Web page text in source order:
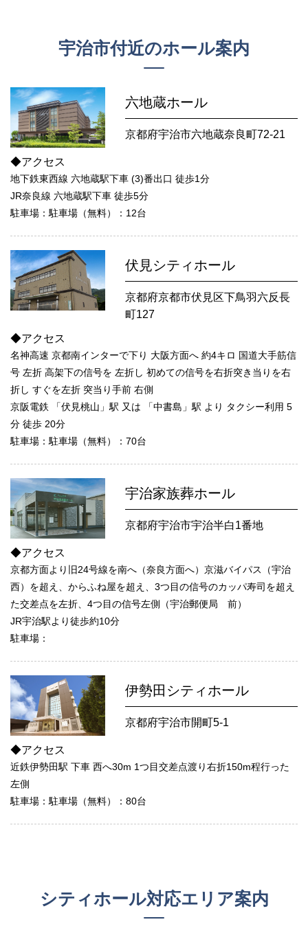
宇治市付近のホール案内
六地蔵ホール
京都府宇治市六地蔵奈良町72-21
◆アクセス
地下鉄東西線 六地蔵駅下車 (3)番出口 徒歩1分
JR奈良線 六地蔵駅下車 徒歩5分
駐車場：駐車場（無料）：12台
伏見シティホール
京都府京都市伏見区下鳥羽六反長
町127
◆アクセス
名神高速 京都南インターで下り 大阪方面へ 約4キロ 国道大手筋信
号 左折 高架下の信号を 左折し 初めての信号を右折突き当りを右
折し すぐを左折 突当り手前 右側
京阪電鉄 「伏見桃山」駅 又は 「中書島」駅 より タクシー利用 5
分 徒歩 20分
駐車場：駐車場（無料）：70台
宇治家族葬ホール
京都府宇治市宇治半白1番地
◆アクセス
京都方面より旧24号線を南へ（奈良方面へ）京滋バイパス（宇治
西）を超え、からふね屋を超え、3つ目の信号のカッパ寿司を超え
た交差点を左折、4つ目の信号左側（宇治郵便局 前）
JR宇治駅より徒歩約10分
駐車場：
伊勢田シティホール
京都府宇治市開町5-1
◆アクセス
近鉄伊勢田駅 下車 西へ30m 1つ目交差点渡り右折150m程行った
左側
駐車場：駐車場（無料）：80台
シティホール対応エリア案内